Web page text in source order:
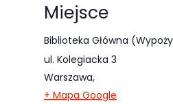
Miejsce
Biblioteka Główna
ul. Kolegiacka 3
Warszawa,
+ Mapa Google